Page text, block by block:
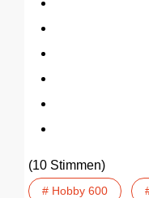
(10 Stimmen)
# Hobby 600